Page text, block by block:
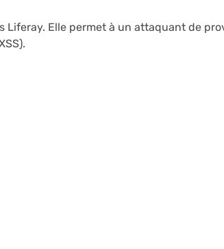
Liferay. Elle permet à un attaquant de